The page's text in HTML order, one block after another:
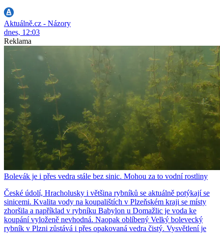
Aktuálně.cz - Názory
dnes, 12:03
Reklama
Bolevák je i přes vedra stále bez sinic. Mohou za to vodní rostliny
České údolí, Hracholusky i většina rybníků se aktuálně potýkají se
sinicemi. Kvalita vody na koupalištích v Plzeňském kraji se místy
zhoršila a například v rybníku Babylon u Domažlic je voda ke
koupání vyloženě nevhodná. Naopak oblíbený Velký bolevecký
rybník v Plzni zůstává i přes opakovaná vedra čistý. Vysvětlení je